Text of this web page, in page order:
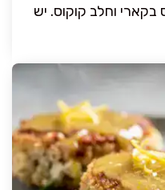
וחלב קוקוס. יש